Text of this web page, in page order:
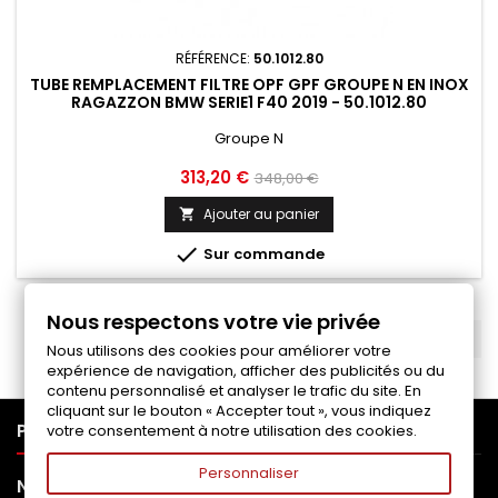
RÉFÉRENCE: 50.1012.80
TUBE REMPLACEMENT FILTRE OPF GPF GROUPE N EN INOX
RAGAZZON BMW SERIE1 F40 2019 - 50.1012.80
Groupe N
Prix
313,20 € Prix
de
base
348,00 €
 Ajouter au panier
 Sur commande
PRODUITS
NOTRE SOCIÉTÉ
Nous respectons votre vie privée
Nous utilisons des cookies pour améliorer votre
expérience de navigation, afficher des publicités ou du
contenu personnalisé et analyser le trafic du site. En
cliquant sur le bouton « Accepter tout », vous indiquez
votre consentement à notre utilisation des cookies.
Personnaliser